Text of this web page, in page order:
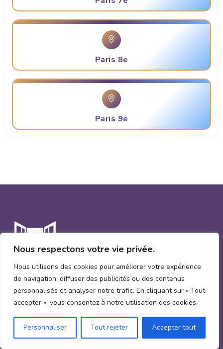
Nous respectons votre vie privée.
Nous utilisons des cookies pour améliorer votre expérience
de navigation, diffuser des publicités ou des contenus
personnalisés et analyser notre trafic. En cliquant sur « Tout
accepter », vous consentez à notre utilisation des cookies.
Personnaliser Tout rejeter Accepter tout
Paris 8e
Paris 9e
Demande un devis
Menu